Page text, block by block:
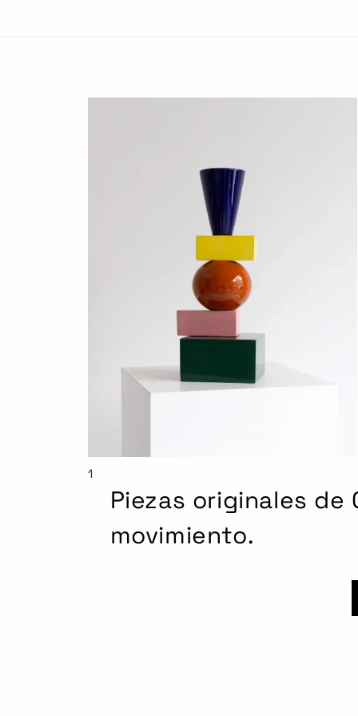
1
Piezas originales
movimiento.